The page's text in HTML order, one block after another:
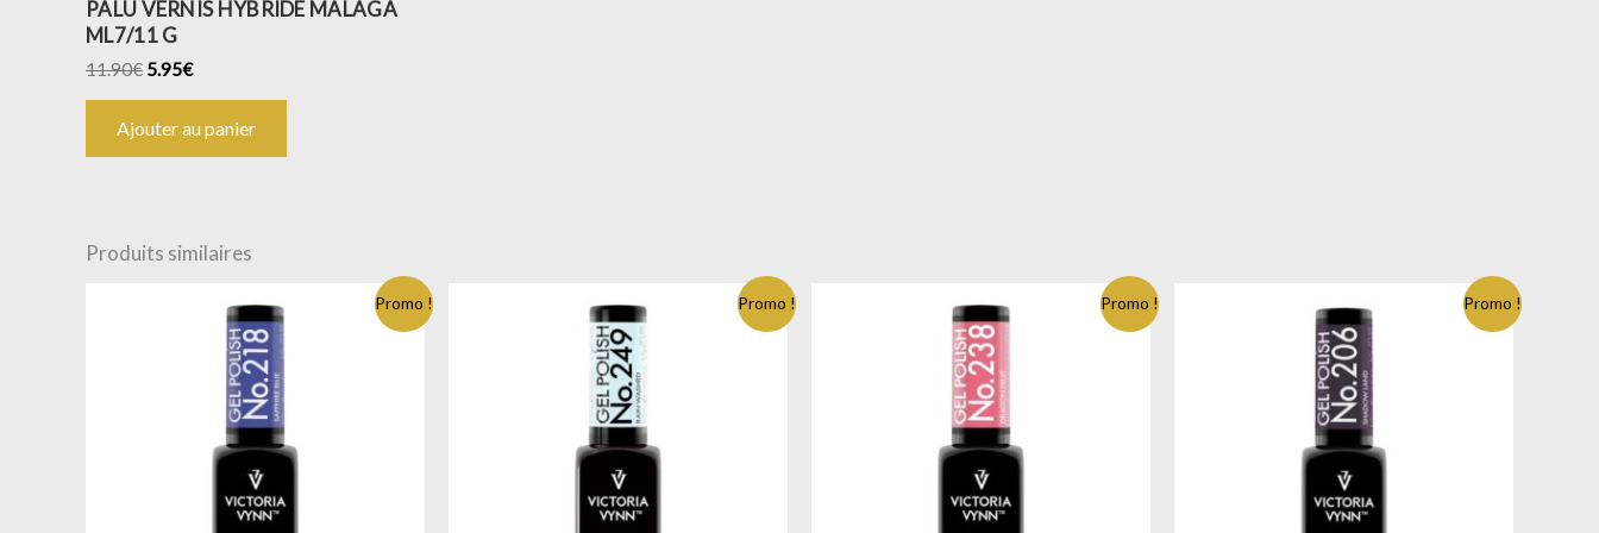
PALU VERNIS HYBRIDE MALAGA
ML7/11 G
11.90€ 5.95€
Ajouter au panier
Produits similaires
Promo ! Promo ! Promo ! Promo !